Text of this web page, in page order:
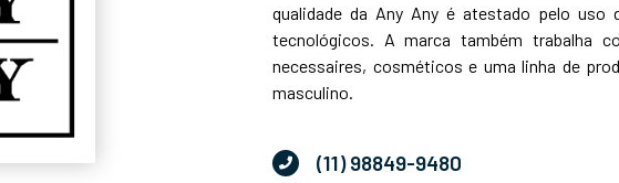
qualidade da Any Any é atestado pelo uso
tecnológicos. A marca também trabalha
necessaires, cosméticos e uma linha de
masculino.
(11) 98849-9480